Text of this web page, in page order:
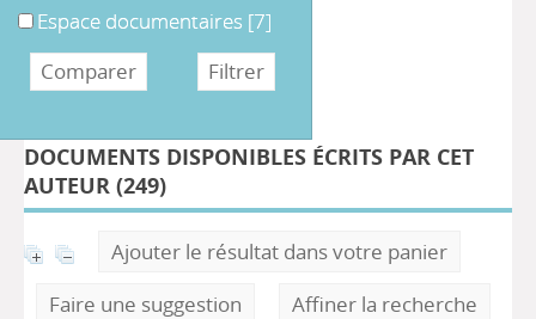
DÉTAIL DE L'AUTEUR
Auteur Carole Billiout
DOCUMENTS DISPONIBLES ÉCRITS PAR CET
AUTEUR (249)
Ajouter le résultat dans votre panier
Faire une suggestion
Affiner la recherche
Espace documentaires [7]